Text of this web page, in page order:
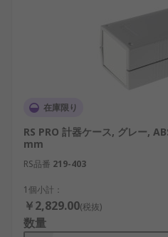
在庫限り
RS PRO 計器ケース, グレー,
mm
RS品番 219-403
1個小計：
￥2,829.00(税抜)
数量